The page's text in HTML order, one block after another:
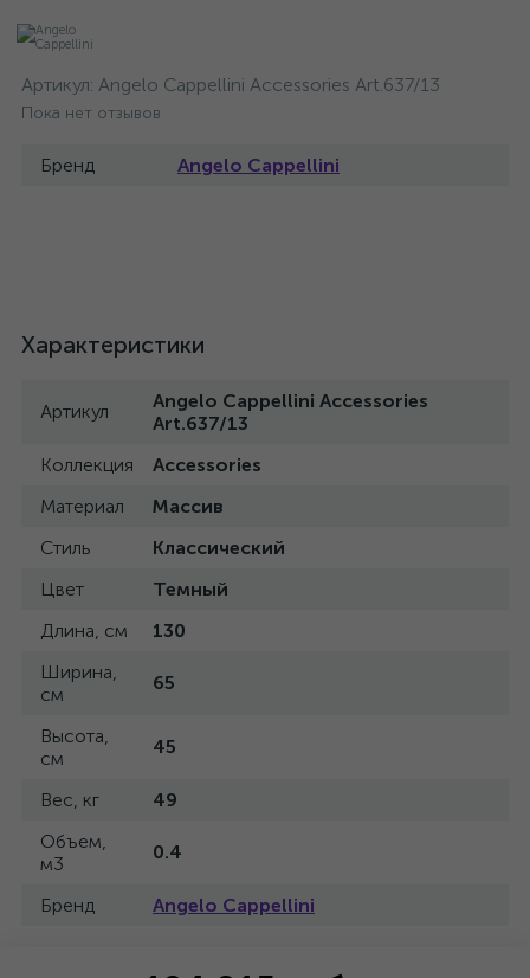
Артикул: Angelo Cappellini Accessories Art.637/13
Пока нет отзывов
Бренд Angelo Cappellini
Характеристики
Артикул
Angelo Cappellini Accessories
Art.637/13
Коллекция
Accessories
Материал
Массив
Стиль
Классический
Цвет
Темный
Длина, см
130
Ширина,
см
65
Высота,
см
45
Вес, кг
49
Объем,
м3
0.4
Бренд Angelo Cappellini